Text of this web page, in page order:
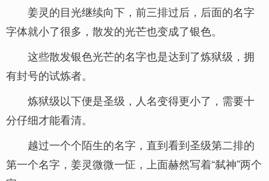
姜灵的目光继续向下，前三排过后，后面的名字
字体就小了很多，散发的光芒也变成了银色。
这些散发银色光芒的名字也是达到了炼狱级，拥
有封号的试炼者。
炼狱级以下便是圣级，人名变得更小了，需要十
分仔细才能看清。
越过一个个陌生的名字，直到看到圣级第二排的
第一个名字，姜灵微微一怔，上面赫然写着“弑神”两个